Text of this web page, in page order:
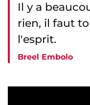
Il y a
rien, il faut
l'esprit.
Breel Embolo